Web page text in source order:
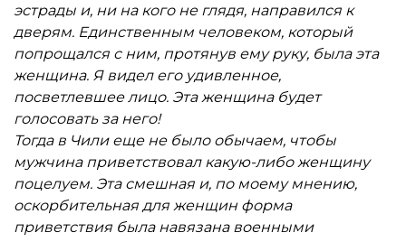
эстрады и, ни на кого не глядя, направился к
дверям. Единственным человеком, который
попрощался с ним, протянув ему руку, была эта
женщина. Я видел его удивленное,
посветлевшее лицо. Эта женщина будет
голосовать за него!
Тогда в Чили еще не было обычаем, чтобы
мужчина приветствовал какую-либо женщину
поцелуем. Эта смешная и, по моему мнению,
оскорбительная для женщин форма
приветствия была навязана военными